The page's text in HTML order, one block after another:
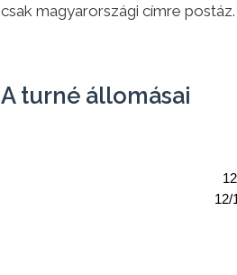
csak magyarországi címre postáz.
A turné állomásai
12/